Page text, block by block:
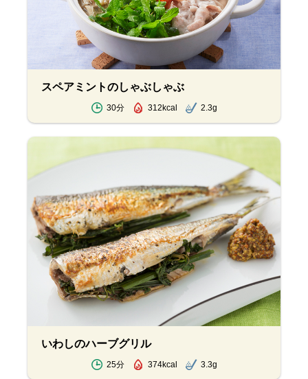
スペアミントのしゃぶしゃぶ
30分 312kcal 2.3g
いわしのハーブグリル
25分 374kcal 3.3g